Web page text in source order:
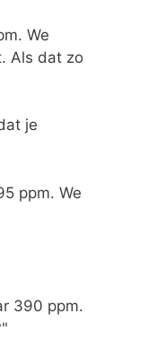
We
Als dat zo
je
ppm. We
390 ppm.